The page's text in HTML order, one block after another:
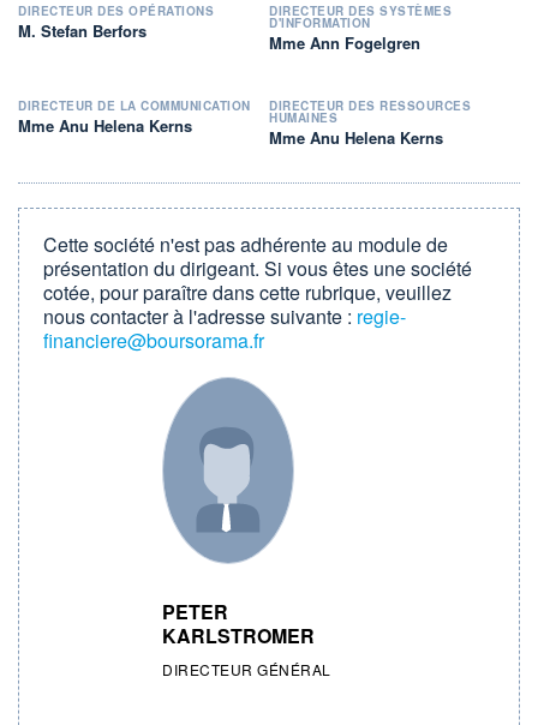
DIRECTEUR DES OPÉRATIONS
M. Stefan Berfors
DIRECTEUR DES SYSTÈMES
D'INFORMATION
Mme Ann Fogelgren
DIRECTEUR DE LA COMMUNICATION
Mme Anu Helena Kerns
DIRECTEUR DES RESSOURCES
HUMAINES
Mme Anu Helena Kerns
Cette société n'est pas adhérente au module de
présentation du dirigeant. Si vous êtes une société
cotée, pour paraître dans cette rubrique, veuillez
nous contacter à l'adresse suivante : regie-
financiere@boursorama.fr
PETER
KARLSTROMER
DIRECTEUR GÉNÉRAL